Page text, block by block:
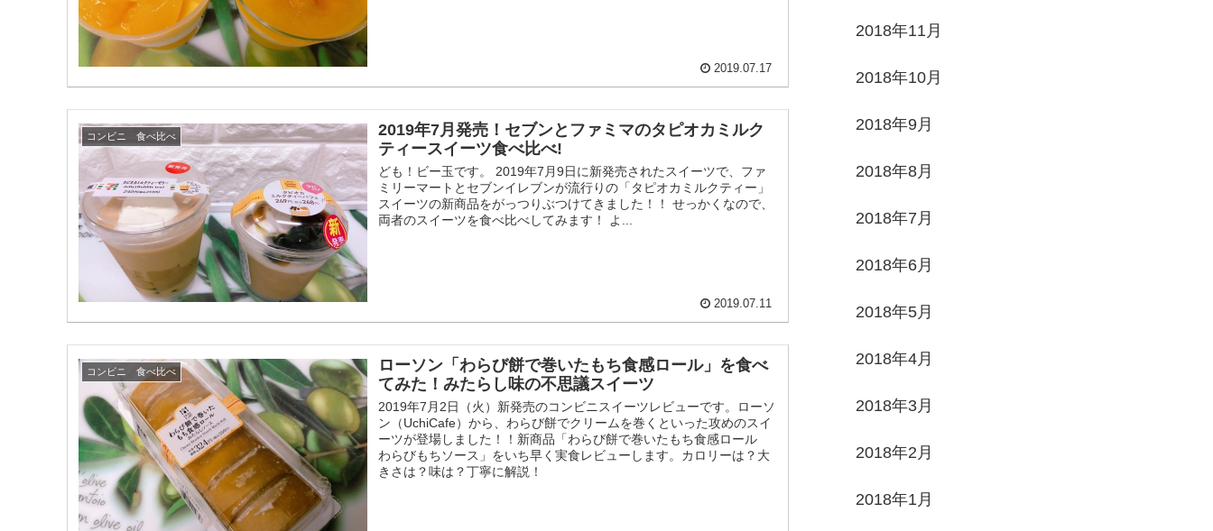
2019.07.17
コンビニ 食べ比べ
2019年7月発売！セブンとファミマのタピオカミルク
ティースイーツ食べ比べ!
ども！ビー玉です。 2019年7月9日に新発売されたスイーツで、ファ
ミリーマートとセブンイレブンが流行りの「タピオカミルクティー」
スイーツの新商品をがっつりぶつけてきました！！ せっかくなので、
両者のスイーツを食べ比べしてみます！ よ...
2019.07.11
コンビニ 食べ比べ
ローソン「わらび餅で巻いたもち食感ロール」を食べ
てみた！みたらし味の不思議スイーツ
2019年7月2日（火）新発売のコンビニスイーツレビューです。ローソ
ン（UchiCafe）から、わらび餅でクリームを巻くといった攻めのスイ
ーツが登場しました！！新商品「わらび餅で巻いたもち食感ロール
わらびもちソース」をいち早く実食レビューします。カロリーは？大
きさは？味は？丁寧に解説！
2018年11月
2018年10月
2018年9月
2018年8月
2018年7月
2018年6月
2018年5月
2018年4月
2018年3月
2018年2月
2018年1月